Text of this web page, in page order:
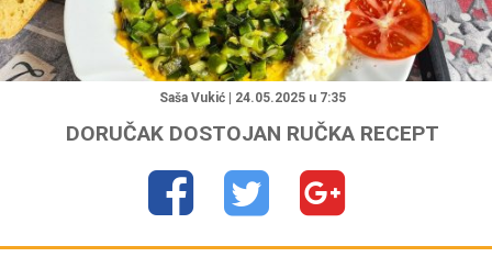
"
Saša Vukić | 24.05.2025 u 7:35
DORUČAK DOSTOJAN RUČKA RECEPT